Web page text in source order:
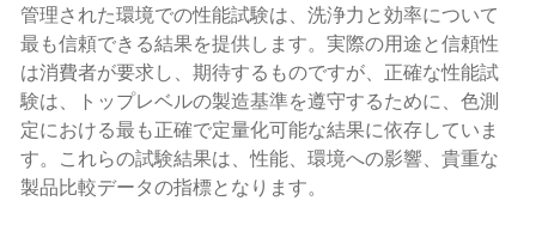
管理された環境での性能試験は、洗浄力と効率について
最も信頼できる結果を提供します。実際の用途と信頼性
は消費者が要求し、期待するものですが、正確な性能試
験は、トップレベルの製造基準を遵守するために、色測
定における最も正確で定量化可能な結果に依存していま
す。これらの試験結果は、性能、環境への影響、貴重な
製品比較データの指標となります。